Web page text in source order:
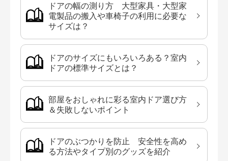
ドアの幅の測り方 大型家具・大型家
電製品の搬入や車椅子の利用に必要な
サイズは？
ドアのサイズにもいろいろある？室内
ドアの標準サイズとは？
部屋をおしゃれに彩る室内ドア選び方
＆失敗しないポイント
ドアのぶつかりを防止 安全性を高め
る方法やタイプ別のグッズを紹介